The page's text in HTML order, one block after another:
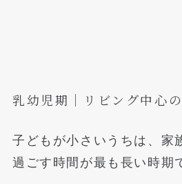
乳幼児期｜リビング中心
子どもが小さいうちは、家
過ごす時間が最も長い時期